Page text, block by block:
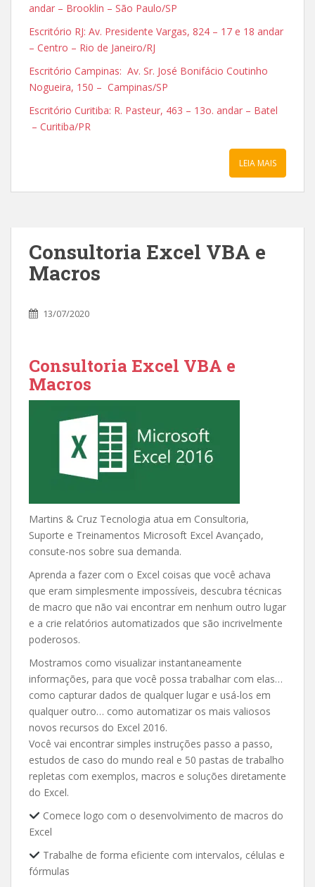
andar – Brooklin – São Paulo/SP
Escritório RJ: Av. Presidente Vargas, 824 – 17 e 18 andar
– Centro – Rio de Janeiro/RJ
Escritório Campinas: Av. Sr. José Bonifácio Coutinho
Nogueira, 150 – Campinas/SP
Escritório Curitiba: R. Pasteur, 463 – 13o. andar – Batel
– Curitiba/PR
LEIA MAIS
Consultoria Excel VBA e
Macros
13/07/2020
Consultoria Excel VBA e
Macros
Martins & Cruz Tecnologia atua em Consultoria,
Suporte e Treinamentos Microsoft Excel Avançado,
consute-nos sobre sua demanda.
Aprenda a fazer com o Excel coisas que você achava
que eram simplesmente impossíveis, descubra técnicas
de macro que não vai encontrar em nenhum outro lugar
e a crie relatórios automatizados que são incrivelmente
poderosos.
Mostramos como visualizar instantaneamente
informações, para que você possa trabalhar com elas…
como capturar dados de qualquer lugar e usá-los em
qualquer outro… como automatizar os mais valiosos
novos recursos do Excel 2016.
Você vai encontrar simples instruções passo a passo,
estudos de caso do mundo real e 50 pastas de trabalho
repletas com exemplos, macros e soluções diretamente
do Excel.
Comece logo com o desenvolvimento de macros do
Excel
Trabalhe de forma eficiente com intervalos, células e
fórmulas